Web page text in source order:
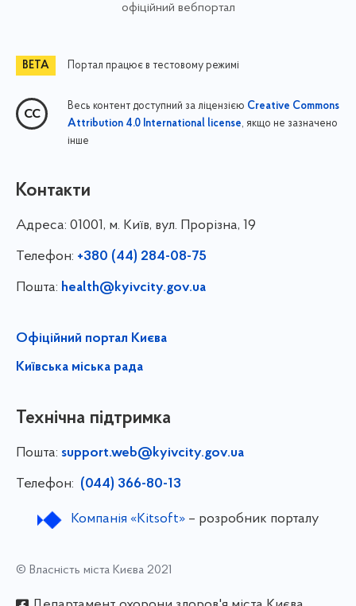
офіційний вебпортал
Портал працює в тестовому режимі
Весь контент доступний за ліцензією Creative Commons
Attribution 4.0 International license, якщо не зазначено
інше
Контакти
Адреса: 01001, м. Київ, вул. Прорізна, 19
Телефон: +380 (44) 284-08-75
Пошта: health@kyivcity.gov.ua
Офіційний портал Києва
Київська міська рада
Технічна підтримка
Пошта: support.web@kyivcity.gov.ua
Телефон: (044) 366-80-13
Компанія «Kitsoft»– розробник порталу
© Власність міста Києва 2021